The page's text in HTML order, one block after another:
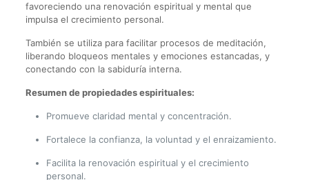
favoreciendo una renovación espiritual y mental que
impulsa el crecimiento personal.
También se utiliza para facilitar procesos de meditación,
liberando bloqueos mentales y emociones estancadas, y
conectando con la sabiduría interna.
Resumen de propiedades espirituales:
Promueve claridad mental y concentración.
Fortalece la confianza, la voluntad y el enraizamiento.
Facilita la renovación espiritual y el crecimiento
personal.